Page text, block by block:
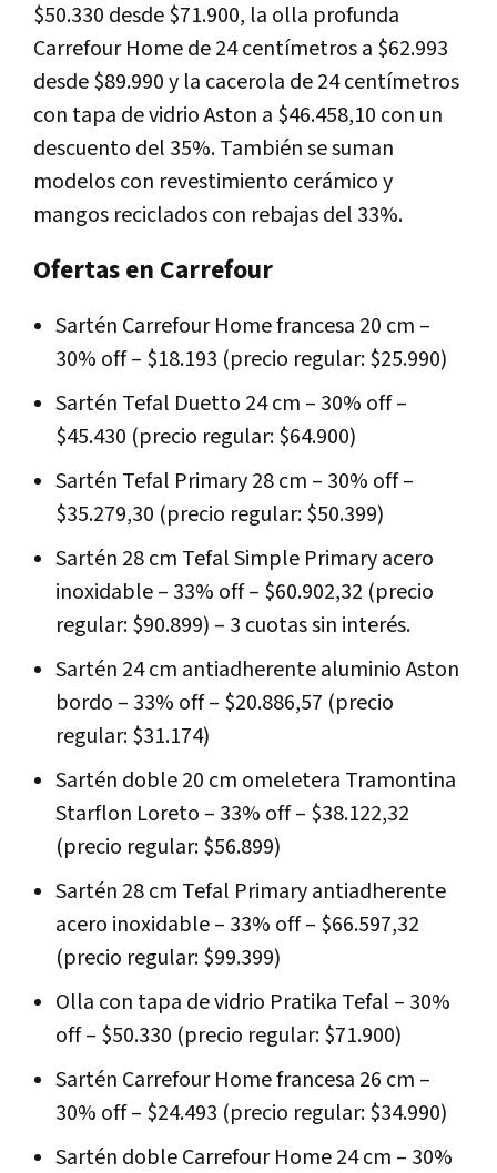
$50.330 desde $71.900, la olla profunda
Carrefour Home de 24 centímetros a $62.993
desde $89.990 y la cacerola de 24 centímetros
con tapa de vidrio Aston a $46.458,10 con un
descuento del 35%. También se suman
modelos con revestimiento cerámico y
mangos reciclados con rebajas del 33%.
Ofertas en Carrefour
Sartén Carrefour Home francesa 20 cm –
30% off – $18.193 (precio regular: $25.990)
Sartén Tefal Duetto 24 cm – 30% off –
$45.430 (precio regular: $64.900)
Sartén Tefal Primary 28 cm – 30% off –
$35.279,30 (precio regular: $50.399)
Sartén 28 cm Tefal Simple Primary acero
inoxidable – 33% off – $60.902,32 (precio
regular: $90.899) – 3 cuotas sin interés.
Sartén 24 cm antiadherente aluminio Aston
bordo – 33% off – $20.886,57 (precio
regular: $31.174)
Sartén doble 20 cm omeletera Tramontina
Starflon Loreto – 33% off – $38.122,32
(precio regular: $56.899)
Sartén 28 cm Tefal Primary antiadherente
acero inoxidable – 33% off – $66.597,32
(precio regular: $99.399)
Olla con tapa de vidrio Pratika Tefal – 30%
off – $50.330 (precio regular: $71.900)
Sartén Carrefour Home francesa 26 cm –
30% off – $24.493 (precio regular: $34.990)
Sartén doble Carrefour Home 24 cm – 30%